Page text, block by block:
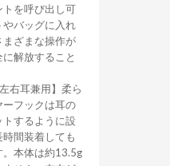
トを呼び出し可
バッグに入れ
ざまな操作が
解放すること
右耳兼用】柔ら
フックは耳の
するように設
間装着しても
。本体は約13.5g